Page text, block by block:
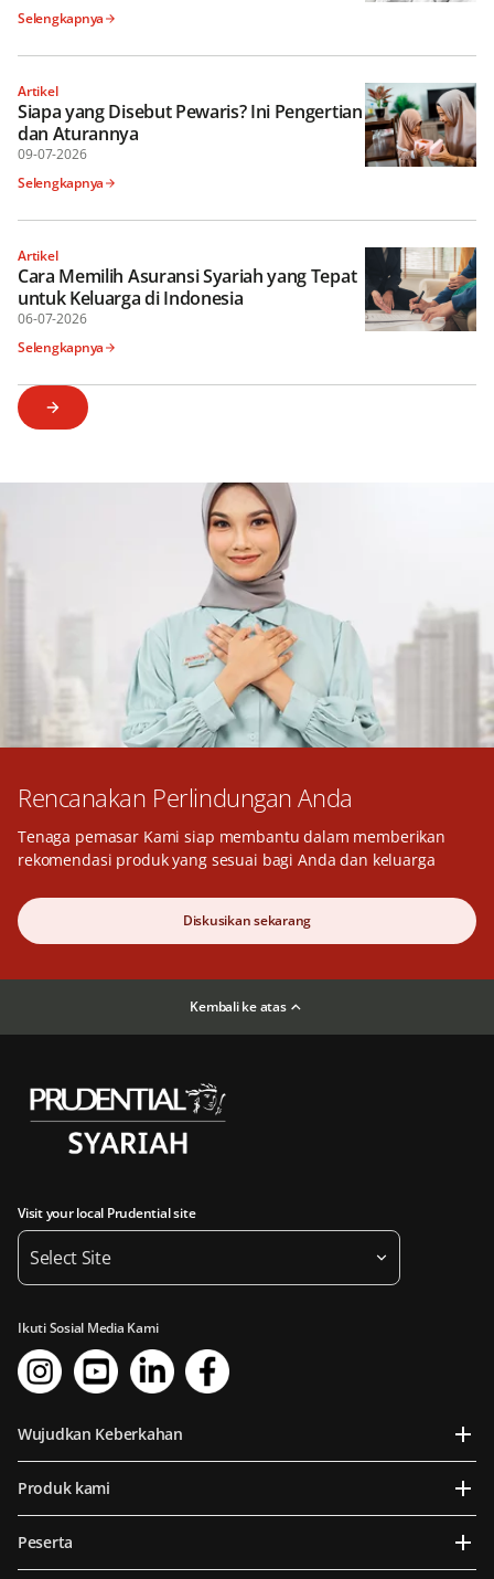
Selengkapnya
Artikel
Siapa yang Disebut Pewaris? Ini Pengertian
dan Aturannya
09-07-2026
Selengkapnya
Artikel
Cara Memilih Asuransi Syariah yang Tepat
untuk Keluarga di Indonesia
06-07-2026
Selengkapnya
Rencanakan Perlindungan Anda
Tenaga pemasar Kami siap membantu dalam memberikan
rekomendasi produk yang sesuai bagi Anda dan keluarga
Diskusikan sekarang
Kembali ke atas
Visit your local Prudential site
Select Site
Ikuti Sosial Media Kami
Wujudkan Keberkahan
Produk kami
Peserta